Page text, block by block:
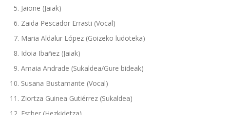
Jaione (Jaiak)
Zaida Pescador Errasti (Vocal)
Maria Aldalur López (Goizeko ludoteka)
Idoia Ibañez (Jaiak)
Amaia Andrade (Sukaldea/Gure bideak)
Susana Bustamante (Vocal)
Ziortza Guinea Gutiérrez (Sukaldea)